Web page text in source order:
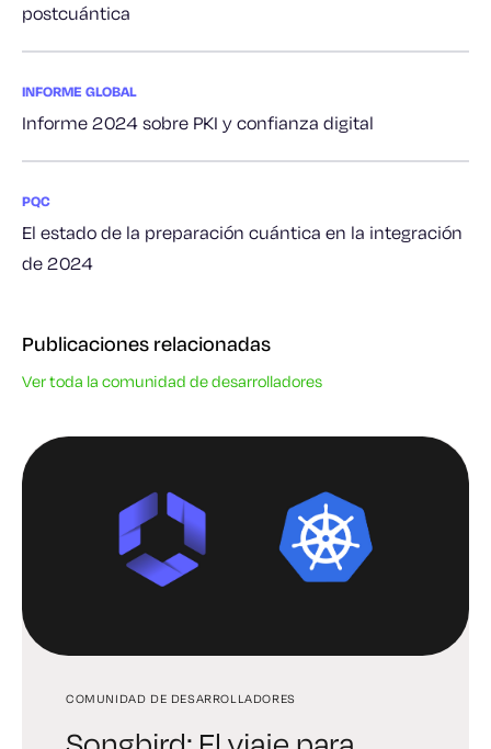
postcuántica
INFORME GLOBAL
Informe 2024 sobre PKI y confianza digital
PQC
El estado de la preparación cuántica en la integración
de 2024
Publicaciones relacionadas
Ver toda la comunidad de desarrolladores
COMUNIDAD DE DESARROLLADORES
COMUNIDAD DE DESARROLLADORES
COMUNIDAD DE DESARROLLADORES